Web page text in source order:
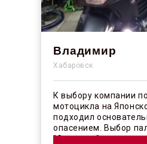
Владимир
Хабаровск
К выбору компании
мотоцикла на
подходил
опасением. Выбор
"Синергос" после